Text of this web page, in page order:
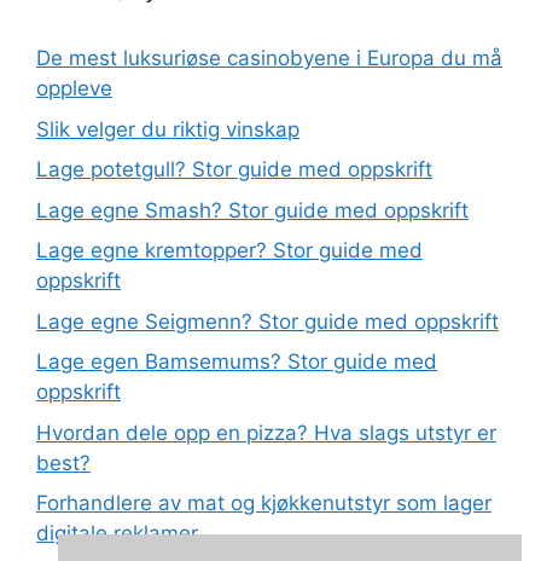
De mest luksuriøse casinobyene i Europa du må
oppleve
Slik velger du riktig vinskap
Lage potetgull? Stor guide med oppskrift
Lage egne Smash? Stor guide med oppskrift
Lage egne kremtopper? Stor guide med
oppskrift
Lage egne Seigmenn? Stor guide med oppskrift
Lage egen Bamsemums? Stor guide med
oppskrift
Hvordan dele opp en pizza? Hva slags utstyr er
best?
Forhandlere av mat og kjøkkenutstyr som lager
digitale reklamer